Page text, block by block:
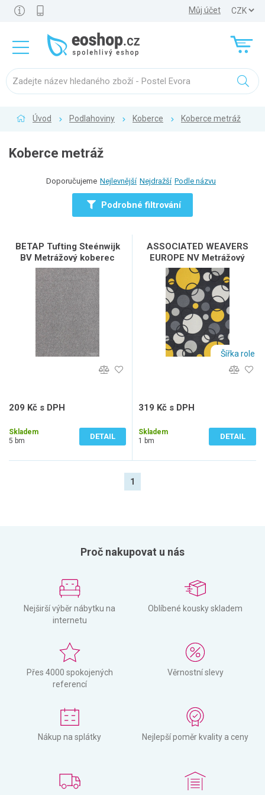
Můj účet
Úvod Podlahoviny Koberce Koberce metráž
Koberce metráž
Doporučujeme Nejlevnější Nejdražší Podle názvu
Podrobné filtrování
BETAP Tufting Steénwijk
BV Metrážový koberec
DYNASTY 73, šíře role 400
cm, Šedá, role 4m
209 Kč s DPH
Skladem
5 bm
DETAIL
ASSOCIATED WEAVERS
EUROPE NV Metrážový
koberec EXPO NEW 95, šíře
role 400 cm, Šedá,
Vícebarevné
Šířka role
319 Kč s DPH
Skladem
1 bm
DETAIL
1
Proč nakupovat u nás
Nejširší výběr nábytku na
internetu
Oblíbené kousky skladem
Přes 4000 spokojených
referencí
Věrnostní slevy
Nákup na splátky Nejlepší poměr kvality a ceny